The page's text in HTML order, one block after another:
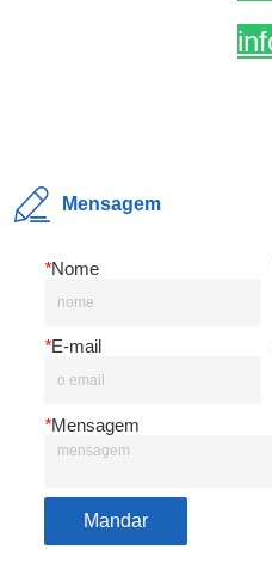
Mensagem
*Nome
*E-mail
*Mensagem
Mandar